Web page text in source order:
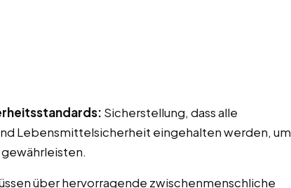
Sicherstellung, dass alle
Lebensmittelsicherheit eingehalten werden, um
über hervorragende zwischenmenschliche